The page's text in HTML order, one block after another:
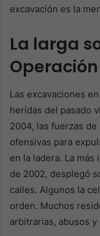
excavación es la
La larga
Las excavaciones
heridas del pasado
2004, las fuerzas
ofensivas para
en la ladera. La más
de 2002, desplegó
calles. Algunos la
orden. Muchos
arbitrarias, abusos